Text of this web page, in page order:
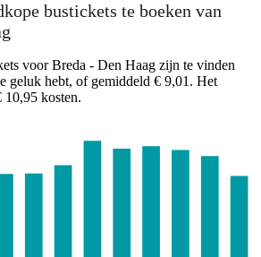
bustickets te boeken van
voor Breda - Den Haag zijn te vinden
geluk hebt, of gemiddeld € 9,01. Het
10,95 kosten.